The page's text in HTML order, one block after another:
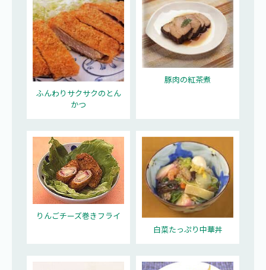
ふんわりサクサクのとん
かつ
豚肉の紅茶煮
りんごチーズ巻きフライ
白菜たっぷり中華丼